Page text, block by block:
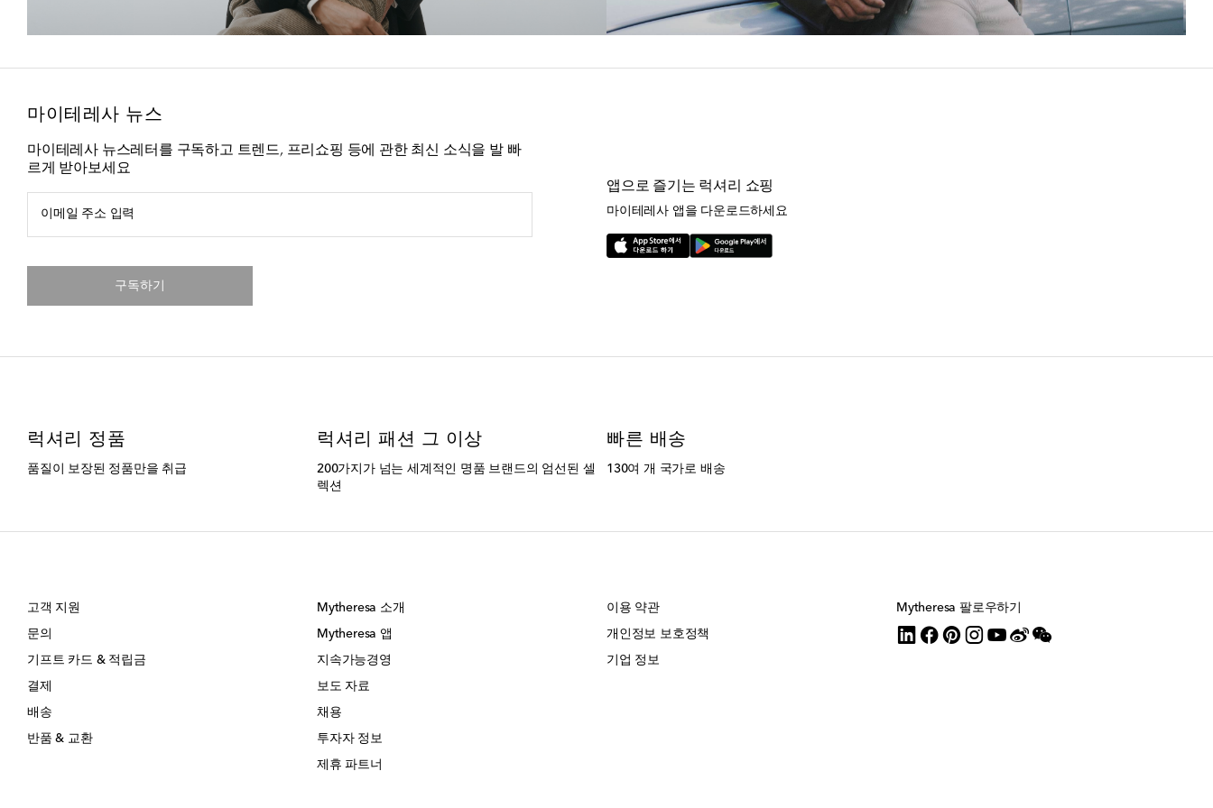
마이테레사 뉴스
마이테레사 뉴스레터를 구독하고 트렌드, 프리쇼핑 등에 관한 최신 소식을 발 빠
르게 받아보세요
이메일 주소 입력
구독하기
앱으로 즐기는 럭셔리 쇼핑
마이테레사 앱을 다운로드하세요
럭셔리 정품
품질이 보장된 정품만을 취급
럭셔리 패션 그 이상
200가지가 넘는 세계적인 명품 브랜드의 엄선된 셀
렉션
빠른 배송
130여 개 국가로 배송
고객 지원
문의
기프트 카드 & 적립금
결제
배송
반품 & 교환
Mytheresa 소개
Mytheresa 앱
지속가능경영
보도 자료
채용
투자자 정보
제휴 파트너
이용 약관
개인정보 보호정책
기업 정보
Mytheresa 팔로우하기